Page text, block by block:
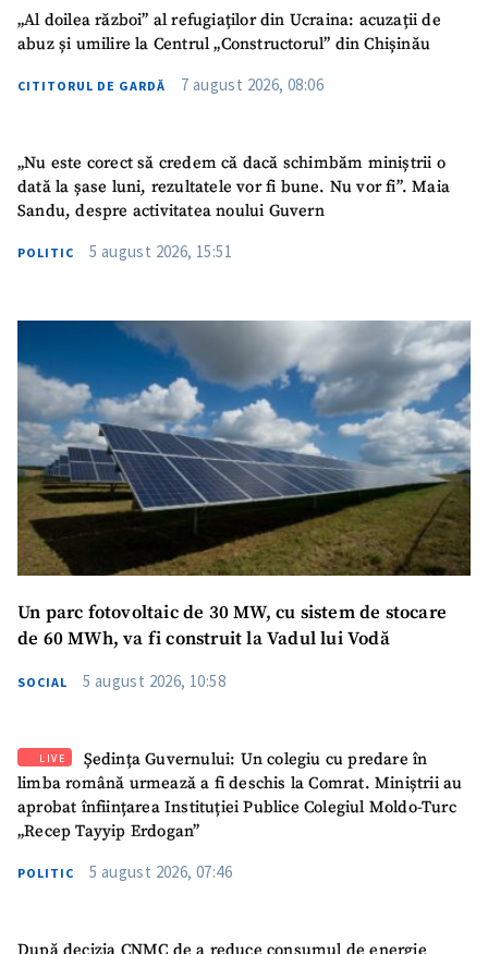
SUSȚINE
„Al doilea război” al refugiaților din Ucraina: acuzații de
abuz și umilire la Centrul „Constructorul” din Chișinău
CITITORUL DE GARDĂ 7 august 2026, 08:06
„Nu este corect să credem că dacă schimbăm miniștrii o
dată la șase luni, rezultatele vor fi bune. Nu vor fi”. Maia
Sandu, despre activitatea noului Guvern
POLITIC 5 august 2026, 15:51
Un parc fotovoltaic de 30 MW, cu sistem de stocare
de 60 MWh, va fi construit la Vadul lui Vodă
SOCIAL 5 august 2026, 10:58
LIVE
Ședința Guvernului: Un colegiu cu predare în
limba română urmează a fi deschis la Comrat. Miniștrii au
aprobat înființarea Instituției Publice Colegiul Moldo-Turc
„Recep Tayyip Erdogan”
POLITIC 5 august 2026, 07:46